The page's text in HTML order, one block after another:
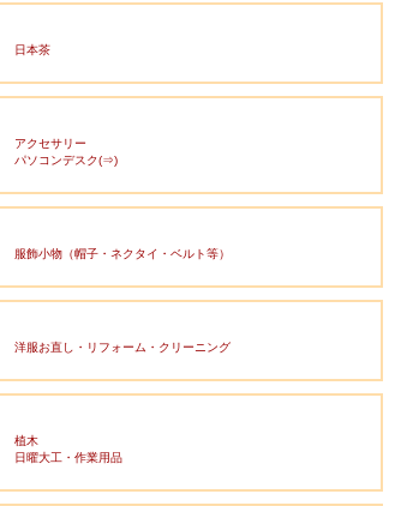
日本茶
アクセサリー
パソコンデスク(⇒)
服飾小物（帽子・ネクタイ・ベルト等）
洋服お直し・リフォーム・クリーニング
植木
日曜大工・作業用品